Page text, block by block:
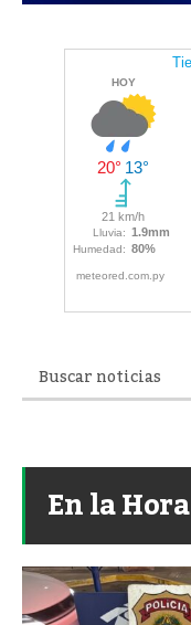
En la Hora